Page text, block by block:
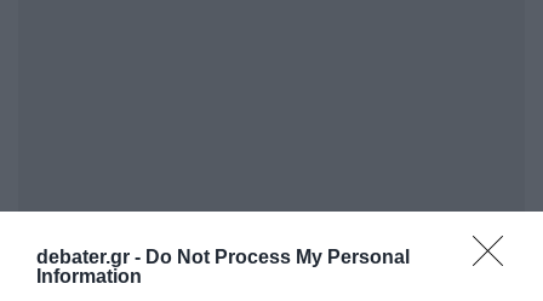
debater.gr - Do Not Process My Personal
Information
ΣΧΟΛΙΑ